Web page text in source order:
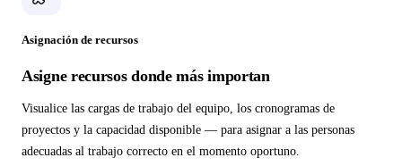
Asignación de recursos
Asigne recursos donde más importan
Visualice las cargas de trabajo del equipo, los cronogramas de
proyectos y la capacidad disponible — para asignar a las personas
adecuadas al trabajo correcto en el momento oportuno.